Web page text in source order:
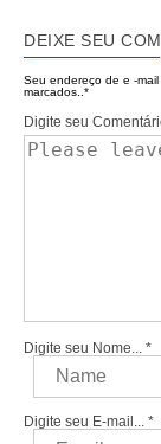
DEIXE SEU
Seu endereço de e -
marcados..*
Digite seu
Digite seu Nome... *
Digite seu E-mail... *